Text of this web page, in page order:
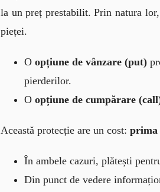
la un preț prestabilit. Prin natura
pieței.
O opțiune de vânzare (put)
pierderilor.
O opțiune de cumpărare
Această protecție are un cost: prima
În ambele cazuri, plătești
Din punct de vedere